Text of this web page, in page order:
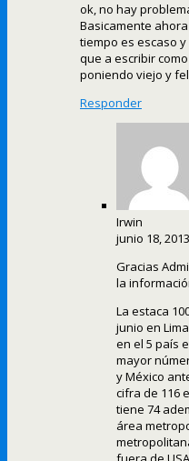
ok, no hay
Basicamente
tiempo es escaso
que a escribir
poniendo viejo y
Responder
Irwin
junio 18, 2013
Gracias
la
La estaca
junio en
en el 5 país
mayor
y México
cifra de 116
tiene 74
área